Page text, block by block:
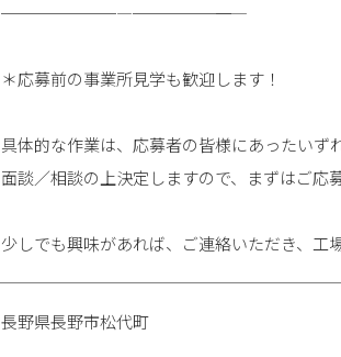
───────―─────――─
＊応募前の事業所見学も歓迎します！
具体的な作業は、応募者の皆様にあったいず
面談／相談の上決定しますので、まずはご応
少しでも興味があれば、ご連絡いただき、工
長野県長野市松代町